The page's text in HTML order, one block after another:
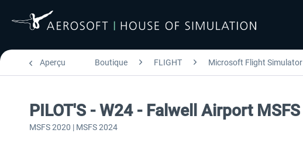
Aperçu Boutique FLIGHT Microsoft Flight Simulator
PILOT'S - W24 - Falwell Airport MSFS
MSFS 2020 | MSFS 2024